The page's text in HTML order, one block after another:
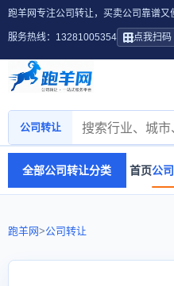
跑羊网专注公司转让，买卖公司靠谱又
服务热线：13281005354 点我扫码
公司转让
全部公司转让分类 首页公
跑羊网>公司转让